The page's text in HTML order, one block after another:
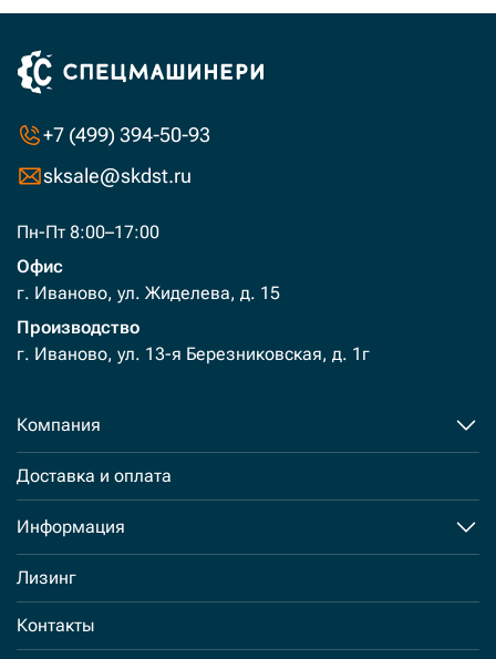
+7 (499) 394-50-93
sksale@skdst.ru
Пн-Пт 8:00–17:00
Офис
г. Иваново, ул. Жиделева, д. 15
Производство
г. Иваново, ул. 13-я Березниковская, д. 1г
Компания
Доставка и оплата
Информация
Лизинг
Контакты